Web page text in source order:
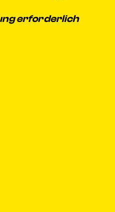
erforderlich